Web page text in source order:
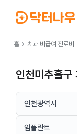
홈 chevron_right 치과 비급여 진료비
인천미추홀
인천광역시
임플란트